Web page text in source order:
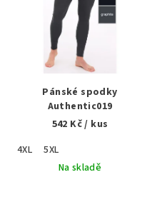
Pánské spodky
Authentic019
542 Kč/ kus
4XL
5XL
Na skladě